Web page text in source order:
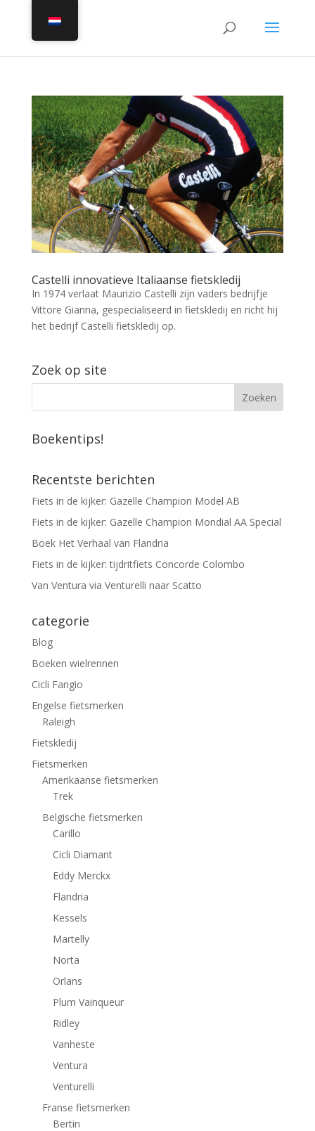
Castelli innovatieve Italiaanse fietskledij
In 1974 verlaat Maurizio Castelli zijn vaders bedrijfje
Vittore Gianna, gespecialiseerd in fietskledij en richt hij
het bedrijf Castelli fietskledij op.
Zoek op site
Boekentips!
Recentste berichten
Fiets in de kijker: Gazelle Champion Model AB
Fiets in de kijker: Gazelle Champion Mondial AA Special
Boek Het Verhaal van Flandria
Fiets in de kijker: tijdritfiets Concorde Colombo
Van Ventura via Venturelli naar Scatto
categorie
Blog
Boeken wielrennen
Cicli Fangio
Engelse fietsmerken
Raleigh
Fietskledij
Fietsmerken
Amerikaanse fietsmerken
Trek
Belgische fietsmerken
Carillo
Cicli Diamant
Eddy Merckx
Flandria
Kessels
Martelly
Norta
Orlans
Plum Vainqueur
Ridley
Vanheste
Ventura
Venturelli
Franse fietsmerken
Bertin